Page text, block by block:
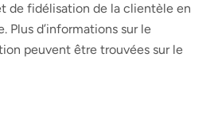
de fidélisation de la clientèle en
Plus d’informations sur le
peuvent être trouvées sur le